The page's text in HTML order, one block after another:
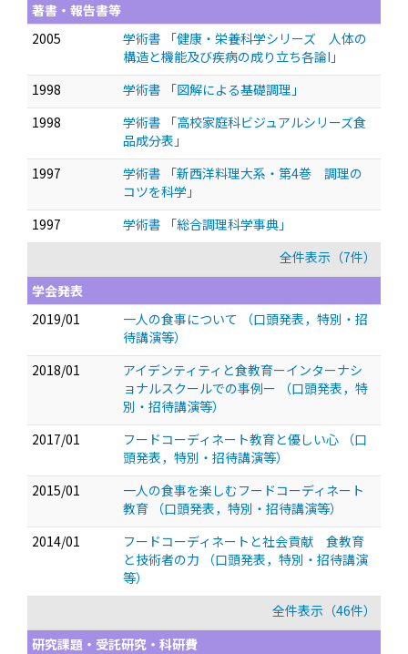
著書・報告書等
2005
学術書 「健康・栄養科学シリーズ 人体の
構造と機能及び疾病の成り立ち各論I」
1998
学術書 「図解による基礎調理」
1998
学術書 「高校家庭科ビジュアルシリーズ食
品成分表」
1997
学術書 「新西洋料理大系・第4巻 調理の
コツを科学」
1997
学術書 「総合調理科学事典」
全件表示（7件）
学会発表
2019/01
一人の食事について
（口頭発表，特別・招
待講演等）
2018/01
アイデンティティと食教育ーインターナシ
ョナルスクールでの事例ー
（口頭発表，特
別・招待講演等）
2017/01
フードコーディネート教育と優しい心
（口
頭発表，特別・招待講演等）
2015/01
一人の食事を楽しむフードコーディネート
教育
（口頭発表，特別・招待講演等）
2014/01
フードコーディネートと社会貢献 食教育
と技術者の力
（口頭発表，特別・招待講演
等）
全件表示（46件）
研究課題・受託研究・科研費